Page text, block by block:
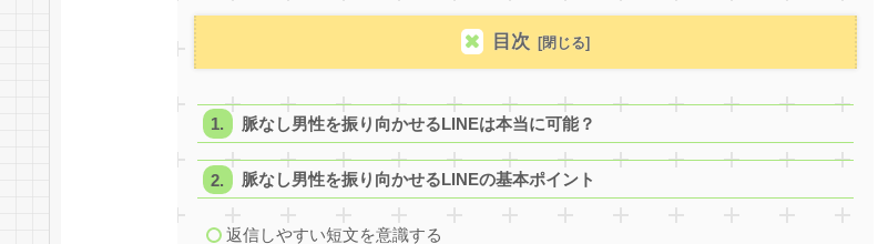
目次
脈なし男性を振り向かせるLINEは本当に可能？
脈なし男性を振り向かせるLINEの基本ポイント
返信しやすい短文を意識する